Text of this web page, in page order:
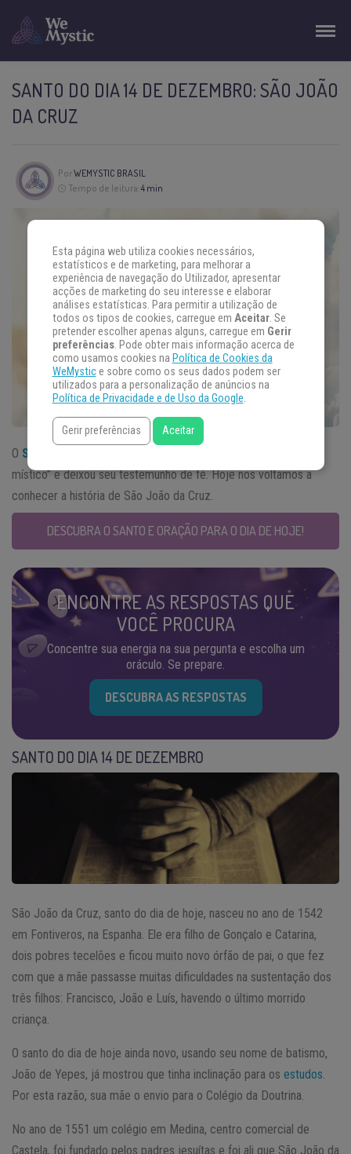
SANTO DO DIA 14 DE DEZEMBRO: SÃO JOÃO
DA CRUZ
PorWEMYSTIC BRASIL
Tempo de leitura:4 min
O Santo do Dia
místico” e deixou seu testemunho de fé. Hoje nos voltamos a
conhecer a história de São João da Cruz.
DESCUBRA O SANTO E ORAÇÃO PARA O DIA DE HOJE!
ENCONTRE AS RESPOSTAS QUE
VOCÊ PROCURA
Concentre sua energia na sua pergunta e escolha um
oráculo. Se prepare.
DESCUBRA AS RESPOSTAS
SANTO DO DIA 14 DE DEZEMBRO
São João da Cruz, santo do dia de hoje, nasceu no ano de 1542
em Fontiveros, na Espanha. Ele era filho de Gonçalo e Catarina,
dois pobres tecelões e ficou muito novo órfão de pai, o que fez
com que a mãe passasse muitas dificuldades na sustentação dos
três filhos: Francisco, João e Luís, havendo o último morrido
criança.
O santo do dia de hoje ainda novo, usando seu nome de batismo,
João de Yepes, já mostrou que tinha inclinação para os estudos
Por esta razão, sua mãe o envio para o Colégio da Doutrina.
No ano de 1551 um colégio em Medina, centro comercial de
Castela, foi fundado pelos padres jesuítas e foi ali que São João da
Esta página web utiliza cookies necessários,
estatísticos e de marketing, para melhorar a
experiência de navegação do Utilizador, apresentar
acções de marketing do seu interesse e elaborar
análises estatísticas. Para permitir a utilização de
todos os tipos de cookies, carregue em Aceitar. Se
pretender escolher apenas alguns, carregue em Gerir
preferências. Pode obter mais informação acerca de
como usamos cookies na Política de Cookies da
WeMystice sobre como os seus dados podem ser
utilizados para a personalização de anúncios na
Política de Privacidade e de Uso da Google.
Gerir preferências Aceitar